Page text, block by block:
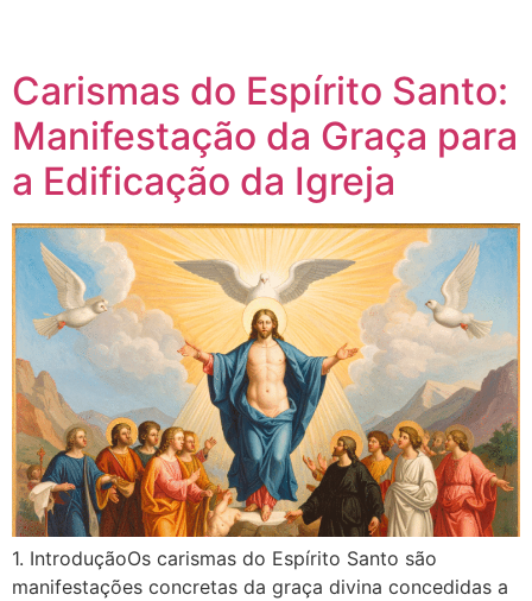
Carismas do Espírito Santo:
Manifestação da Graça para
a Edificação da Igreja
1. IntroduçãoOs carismas do Espírito Santo são
manifestações concretas da graça divina concedidas a